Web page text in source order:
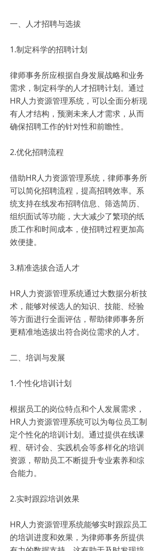
一、人才招聘与选拔
1.制定科学的招聘计划
律师事务所应根据自身发展战略和业务
需求，制定科学的人才招聘计划。通过
HR人力资源管理系统，可以全面分析现
有人才结构，预测未来人才需求，从而
确保招聘工作的针对性和前瞻性。
2.优化招聘流程
借助HR人力资源管理系统，律师事务所
可以简化招聘流程，提高招聘效率。系
统支持在线发布招聘信息、筛选简历、
组织面试等功能，大大减少了繁琐的纸
质工作和时间成本，使招聘过程更加高
效便捷。
3.精准选拔合适人才
HR人力资源管理系统通过大数据分析技
术，能够对候选人的知识、技能、经验
等方面进行全面评估，帮助律师事务所
更精准地选拔出符合岗位需求的人才。
二、培训与发展
1.个性化培训计划
根据员工的岗位特点和个人发展需求，
HR人力资源管理系统可以为每位员工制
定个性化的培训计划。通过提供在线课
程、研讨会、实践机会等多样化的培训
资源，帮助员工不断提升专业素养和综
合能力。
2.实时跟踪培训效果
HR人力资源管理系统能够实时跟踪员工
的培训进度和效果，为律师事务所提供